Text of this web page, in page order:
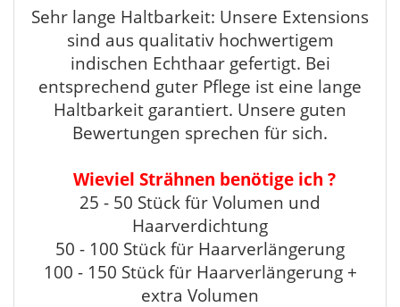
Sehr lange Haltbarkeit: Unsere Extensions
sind aus qualitativ hochwertigem
indischen Echthaar gefertigt. Bei
entsprechend guter Pflege ist eine lange
Haltbarkeit garantiert. Unsere guten
Bewertungen sprechen für sich.
Wieviel Strähnen benötige ich ?
25 - 50 Stück für Volumen und
Haarverdichtung
50 - 100 Stück für Haarverlängerung
100 - 150 Stück für Haarverlängerung +
extra Volumen